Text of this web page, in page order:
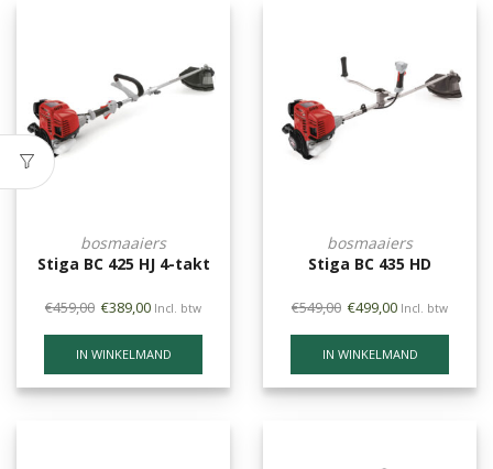
bosmaaiers
Stiga BC 425 HJ 4-takt
€459,00 €389,00 Incl. btw
IN WINKELMAND
bosmaaiers
Stiga BC 435 HD
€549,00 €499,00 Incl. btw
IN WINKELMAND